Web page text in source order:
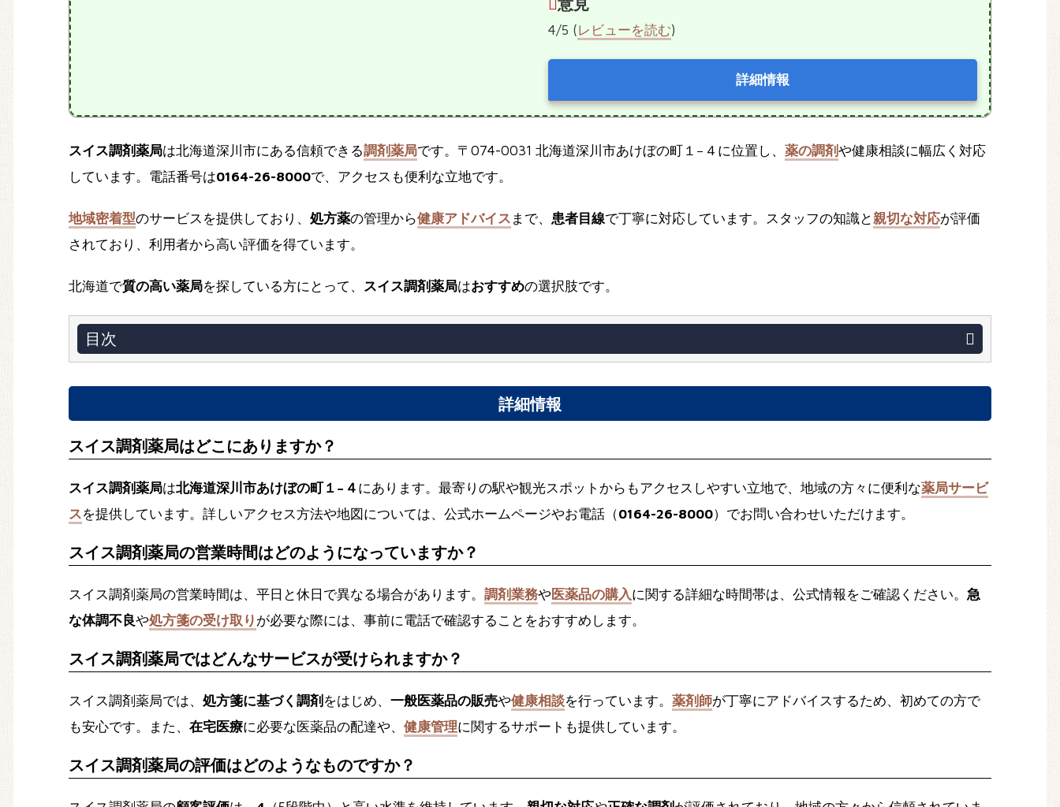
4/5 (レビューを読む)
詳細情報
スイス調剤薬局は北海道深川市にある信頼できる調剤薬局です。〒074-0031 北海道深川市あけぼの町１−４に位置し、 薬の調剤や健康相談に幅広く対応
しています。電話番号は0164-26-8000で、アクセスも便利な立地です。
地域密着型のサービスを提供しており、 処方薬の管理から健康アドバイス まで、 患者目線で丁寧に対応しています。スタッフの知識と 親切な対応が評価
されており、利用者から高い評価を得ています。
北海道で質の高い薬局を探している方にとって、 スイス調剤薬局はおすすめの選択肢です。
目次
詳細情報
スイス調剤薬局はどこにありますか？
スイス調剤薬局は北海道深川市あけぼの町１−４ にあります。最寄りの駅や観光スポットからもアクセスしやすい立地で、地域の方々に便利な薬局サービ
スを提供しています。詳しいアクセス方法や地図については、公式ホームページやお電話（0164-26-8000）でお問い合わせいただけます。
スイス調剤薬局の営業時間はどのようになっていますか？
スイス調剤薬局の営業時間は、平日と休日で異なる場合があります。 調剤業務や医薬品の購入に関する詳細な時間帯は、公式情報をご確認ください。 急
な体調不良や処方箋の受け取り が必要な際には、事前に電話で確認することをおすすめします。
スイス調剤薬局ではどんなサービスが受けられますか？
スイス調剤薬局では、 処方箋に基づく調剤 をはじめ、 一般医薬品の販売や健康相談を行っています。 薬剤師が丁寧にアドバイスするため、初めての方で
も安心です。また、 在宅医療に必要な医薬品の配達や、 健康管理に関するサポートも提供しています。
スイス調剤薬局の評価はどのようなものですか？